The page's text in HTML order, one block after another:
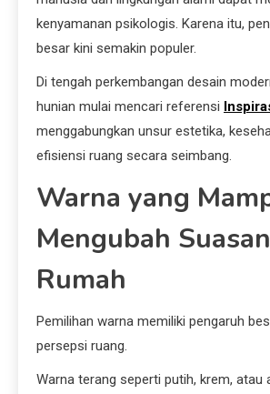
kenyamanan psikologis. Karena itu,
besar kini semakin populer.
Di tengah perkembangan desain
hunian mulai mencari referensi
menggabungkan unsur estetika,
efisiensi ruang secara seimbang.
Warna yang
Mengubah
Rumah
Pemilihan warna memiliki pengaruh
persepsi ruang.
Warna terang seperti putih, krem, atau